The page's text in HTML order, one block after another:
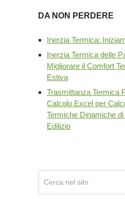
DA NON PERDERE
Inerzia Termica:
Inerzia Termica delle
Migliorare il Comfort
Estiva
Trasmittanza Termica
Calcolo Excel per
Termiche Dinamiche
Edilizio